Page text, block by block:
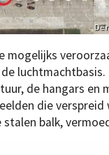
De
mogelijks
de hangars en
die
balk,